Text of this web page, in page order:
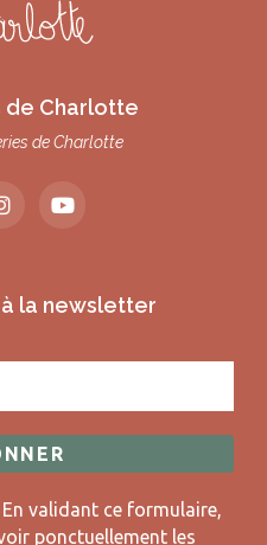
de Charlotte
de Charlotte
la newsletter
validant ce formulaire,
ponctuellement les